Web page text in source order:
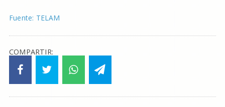
Fuente: TELAM
COMPARTIR: